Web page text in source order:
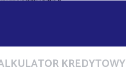
KREDYTOWY